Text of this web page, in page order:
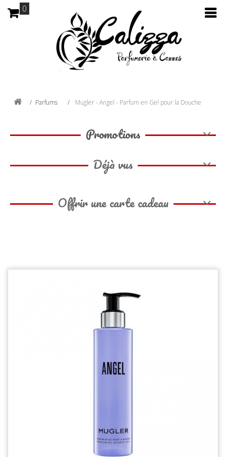
0
Parfums Mugler - Angel - Parfum en Gel pour la Douche
Promotions
Déjà vus
Offrir une carte cadeau